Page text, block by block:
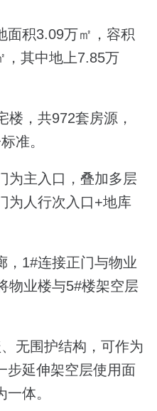
面积3.09万㎡，容积
，其中地上7.85万
楼，共972套房源，
准。
为主入口，叠加多层
为人行次入口+地库
，1#连接正门与物业
物业楼与5#楼架空层
无围护结构，可作为
步延伸架空层使用面
体。